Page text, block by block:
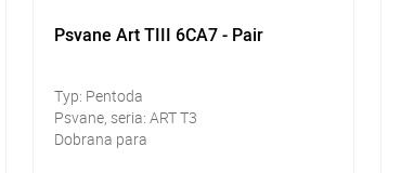
Psvane Art TIII 6CA7 - Pair
Typ: Pentoda
Psvane, seria: ART T3
Dobrana para